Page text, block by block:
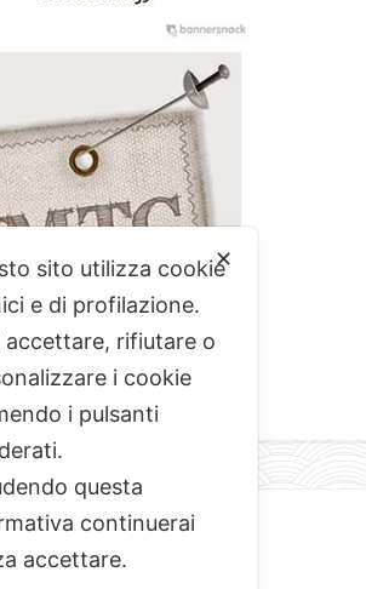
✕
sito utilizza cookie
e di profilazione.
accettare, rifiutare o
i cookie
i pulsanti
questa
continuerai
accettare.